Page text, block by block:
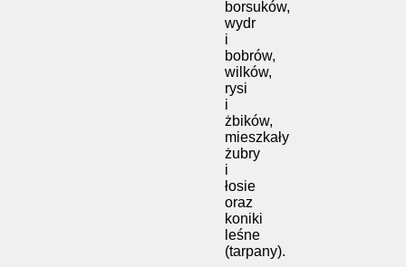
borsuków,
wydr
i
bobrów,
wilków,
rysi
i
żbików,
mieszkały
żubry
i
łosie
oraz
koniki
leśne
(tarpany).